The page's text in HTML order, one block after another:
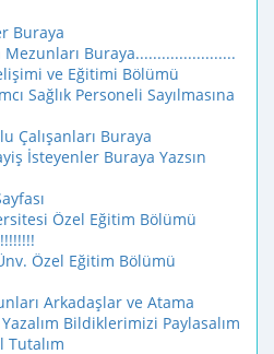
Buraya
Buraya.......................
ve Eğitimi Bölümü
Sağlık Personeli Sayılmasına
Çalışanları Buraya
İsteyenler Buraya Yazsın
Özel Eğitim Bölümü
Özel Eğitim Bölümü
Arkadaşlar ve Atama
Bildiklerimizi Paylasalım
Tutalım